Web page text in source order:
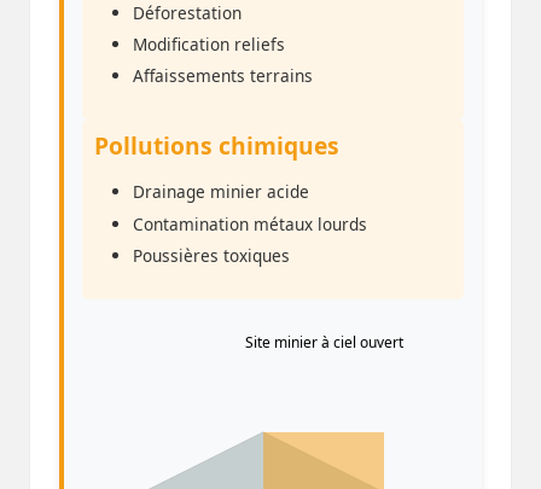
Déforestation
Modification reliefs
Affaissements terrains
Pollutions chimiques
Drainage minier acide
Contamination métaux lourds
Poussières toxiques
Site minier à ciel ouvert